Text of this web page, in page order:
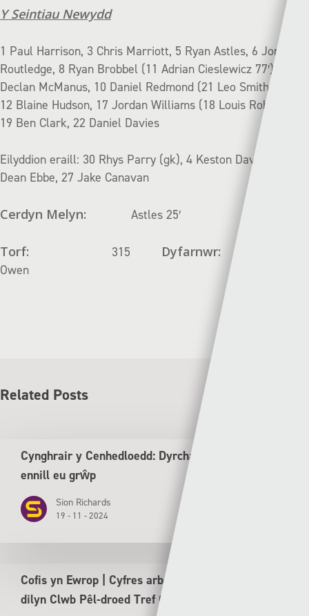
Y Seintiau Newydd
1 Paul Harrison, 3 Chris Marriott, 5 Ryan Astles, 6 Jon
Routledge, 8 Ryan Brobbel (11 Adrian Cieslewicz 77′), 9
Declan McManus, 10 Daniel Redmond (21 Leo Smith 56′),
12 Blaine Hudson, 17 Jordan Williams (18 Louis Robles 83′),
19 Ben Clark, 22 Daniel Davies
Eilyddion eraill: 30 Rhys Parry (gk), 4 Keston Davies, 7
Dean Ebbe, 27 Jake Canavan
Cerdyn Melyn: Astles 25′
Torf: 315 Dyfarnwr:
Owen
Related Posts
Cynghrair y Cenhedloedd: Dyrchafiad i Gymru ar ôl
ennill eu grŵp
Sion Richards
19 - 11 - 2024
Cofis yn Ewrop | Cyfres arbennig tu ôl y llen yn
dilyn Clwb Pêl-droed Tref Caernarfon